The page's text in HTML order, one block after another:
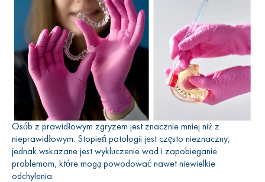
Osób z prawidłowym zgryzem jest znacznie mniej niż z
nieprawidłowym. Stopień patologii jest często nieznaczny,
jednak wskazane jest wykluczenie wad i zapobieganie
problemom, które mogą powodować nawet niewielkie
odchylenia.